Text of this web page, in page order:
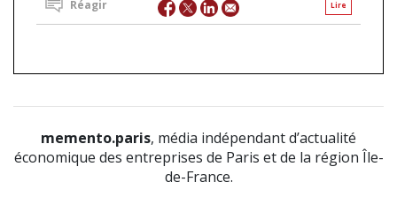
Lire
Réagir
memento.paris, média indépendant d’actualité
économique des entreprises de Paris et de la région Île-
de-France.